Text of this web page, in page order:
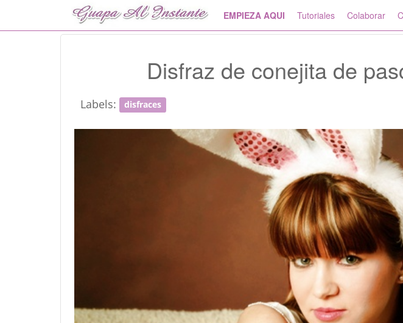
EMPIEZA AQUI Tutoriales Colaborar
Disfraz de conejita de
Labels: disfraces